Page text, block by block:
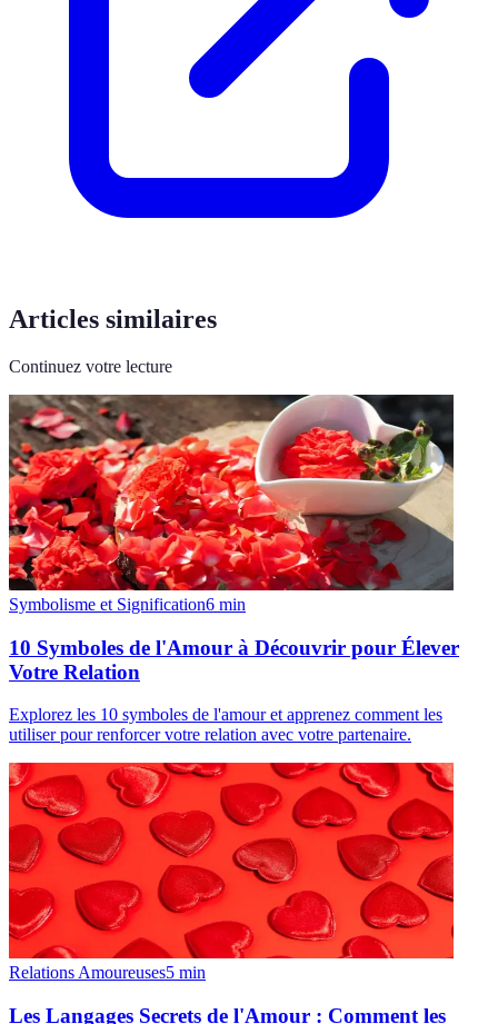
Articles similaires
Continuez votre lecture
Symbolisme et Signification6 min
10 Symboles de l'Amour à Découvrir pour Élever
Votre Relation
Explorez les 10 symboles de l'amour et apprenez comment les
utiliser pour renforcer votre relation avec votre partenaire.
Relations Amoureuses5 min
Les Langages Secrets de l'Amour : Comment les